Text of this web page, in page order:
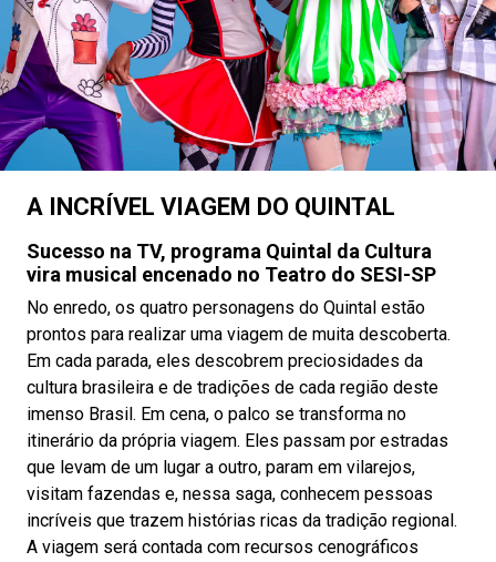
A INCRÍVEL VIAGEM DO QUINTAL
Sucesso na TV, programa Quintal da Cultura
vira musical encenado no Teatro do SESI-SP
No enredo, os quatro personagens do Quintal estão
prontos para realizar uma viagem de muita descoberta.
Em cada parada, eles descobrem preciosidades da
cultura brasileira e de tradições de cada região deste
imenso Brasil. Em cena, o palco se transforma no
itinerário da própria viagem. Eles passam por estradas
que levam de um lugar a outro, param em vilarejos,
visitam fazendas e, nessa saga, conhecem pessoas
incríveis que trazem histórias ricas da tradição regional.
A viagem será contada com recursos cenográficos